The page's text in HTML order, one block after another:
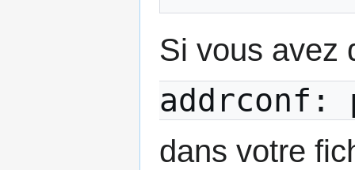
Si vous avez
addrconf:
dans votre